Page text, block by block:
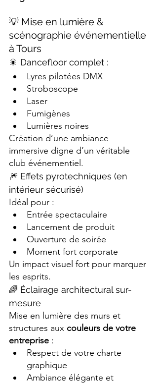
💡 Mise en lumière &
scénographie événementielle
à Tours
🎇 Dancefloor complet :
Lyres pilotées DMX
Stroboscope
Laser
Fumigènes
Lumières noires
Création d’une ambiance
immersive digne d’un véritable
club événementiel.
🎆 Effets pyrotechniques (en
intérieur sécurisé)
Idéal pour :
Entrée spectaculaire
Lancement de produit
Ouverture de soirée
Moment fort corporate
Un impact visuel fort pour marquer
les esprits.
🌈 Éclairage architectural sur-
mesure
Mise en lumière des murs et
structures aux couleurs de votre
entreprise :
Respect de votre charte
graphique
Ambiance élégante et